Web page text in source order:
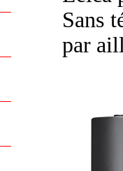
Sans
par